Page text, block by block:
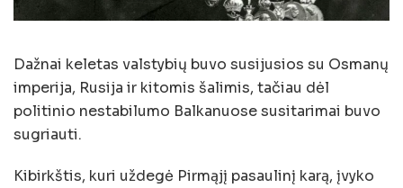
Dažnai keletas valstybių buvo susijusios su Osmanų
imperija, Rusija ir kitomis šalimis, tačiau dėl
politinio nestabilumo Balkanuose susitarimai buvo
sugriauti.
Kibirkštis, kuri uždegė Pirmąjį pasaulinį karą, įvyko